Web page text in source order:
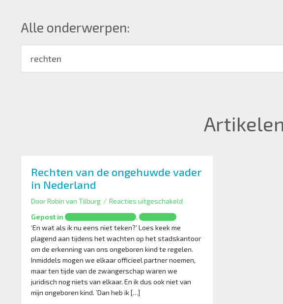
Alle onderwerpen:
Rechten van de ongehuwde vader
in Nederland
DoorRobin van Tilburg / Reacties uitgeschakeld
ongehuwde
vader
in
Gepost in ,
‘En wat als ik nu eens niet teken?’ Loes keek me
plagend aan tijdens het wachten op het stadskantoor
om de erkenning van ons ongeboren kind te regelen.
Inmiddels mogen we elkaar officieel partner noemen,
maar ten tijde van de zwangerschap waren we
juridisch nog niets van elkaar. En ik dus ook niet van
mijn ongeboren kind. ’Dan heb ik […]